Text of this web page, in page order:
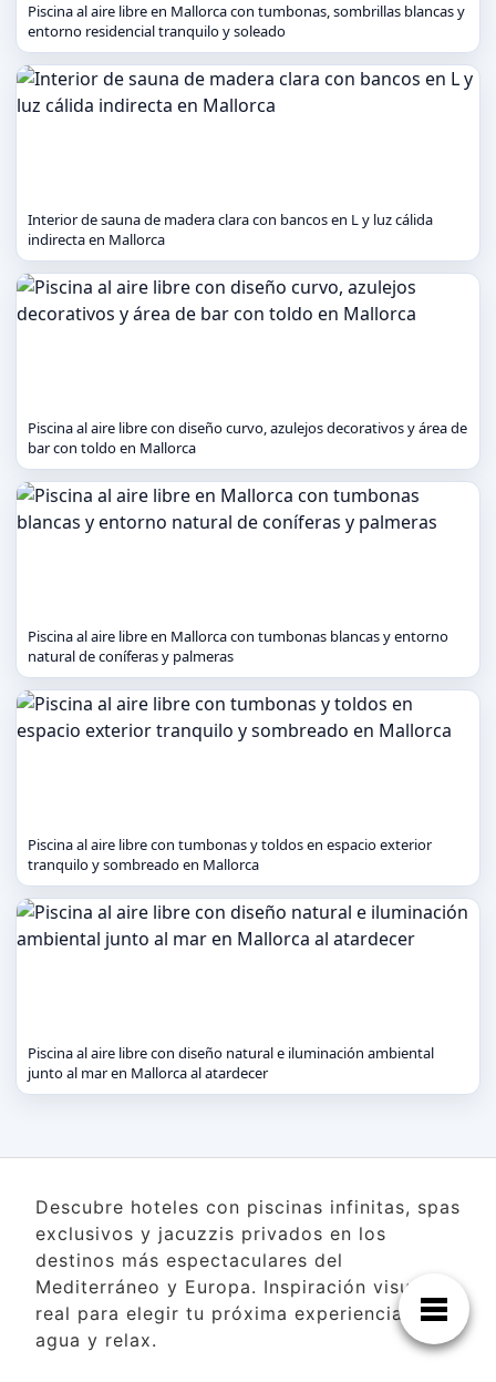
Piscina al aire libre en Mallorca con tumbonas, sombrillas blancas y
entorno residencial tranquilo y soleado
Interior de sauna de madera clara con bancos en L y luz cálida
indirecta en Mallorca
Piscina al aire libre con diseño curvo, azulejos decorativos y área de
bar con toldo en Mallorca
Piscina al aire libre en Mallorca con tumbonas blancas y entorno
natural de coníferas y palmeras
Piscina al aire libre con tumbonas y toldos en espacio exterior
tranquilo y sombreado en Mallorca
Piscina al aire libre con diseño natural e iluminación ambiental
junto al mar en Mallorca al atardecer
Descubre hoteles con piscinas infinitas, spas
exclusivos y jacuzzis privados en los
destinos más espectaculares del
Mediterráneo y Europa. Inspiración visual
real para elegir tu próxima experiencia de
agua y relax.